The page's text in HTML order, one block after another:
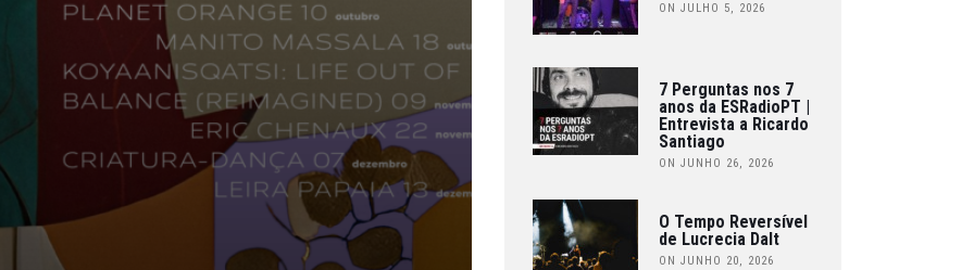
ON JULHO 5, 2026
7 Perguntas nos 7
anos da ESRadioPT |
Entrevista a Ricardo
Santiago
ON JUNHO 26, 2026
O Tempo Reversível
de Lucrecia Dalt
ON JUNHO 20, 2026